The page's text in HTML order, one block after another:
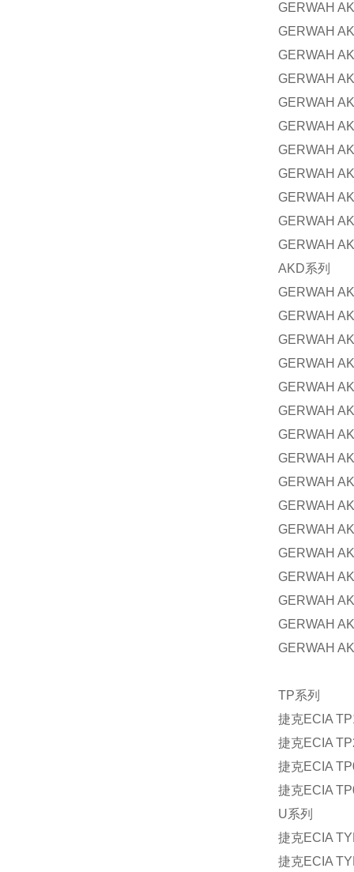
GERWAH
GERWAH
GERWAH
GERWAH
GERWAH
GERWAH
GERWAH
GERWAH
GERWAH
GERWAH
GERWAH
AKD系列
GERWAH
GERWAH
GERWAH
GERWAH
GERWAH
GERWAH
GERWAH
GERWAH
GERWAH
GERWAH
GERWAH
GERWAH
GERWAH
GERWAH
GERWAH
GERWAH
TP系列
捷克ECIA
捷克ECIA
捷克ECIA
捷克ECIA
U系列
捷克ECIA
捷克ECIA